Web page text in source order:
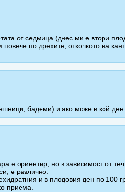
от седмица (днес ми е втори
повече по дрехите, отколкото на
бадеми) и ако може в кой ден
е ориентир, но в зависимост от
е различно.
и в плодовия ден по 100
приема.